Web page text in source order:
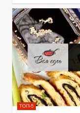
ТОП-5